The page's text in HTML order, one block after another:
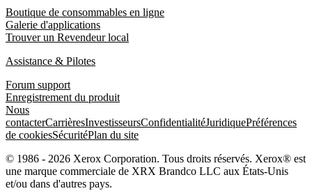
Boutique de consommables en ligne
Galerie d'applications
Trouver un Revendeur local
Assistance & Pilotes
Forum support
Enregistrement du produit
Nous
contacterCarrièresInvestisseursConfidentialitéJuridiquePréférences
de cookiesSécuritéPlan du site
© 1986 - 2026 Xerox Corporation. Tous droits réservés. Xerox® est
une marque commerciale de XRX Brandco LLC aux États-Unis
et/ou dans d'autres pays.